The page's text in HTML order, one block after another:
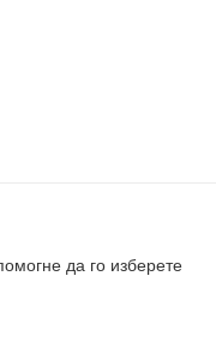
да го изберете